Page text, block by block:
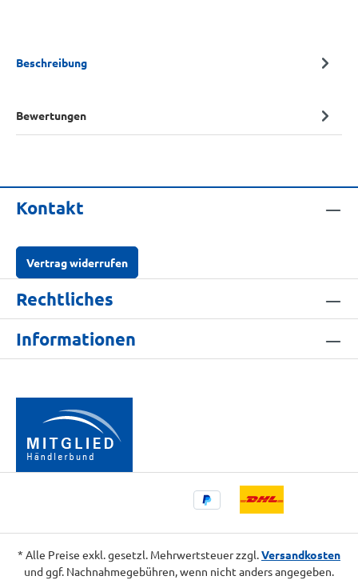
Beschreibung
Bewertungen
Kontakt
Vertrag widerrufen
Rechtliches
Informationen
* Alle Preise exkl. gesetzl. Mehrwertsteuer zzgl.Versandkosten
und ggf. Nachnahmegebühren, wenn nicht anders angegeben.